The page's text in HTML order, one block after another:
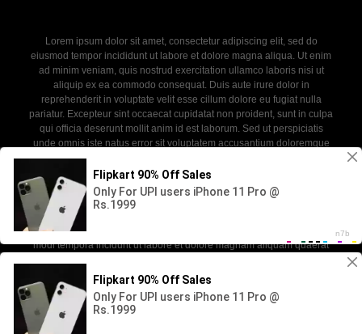
Lorem ipsum dolor sit amet, consectetur adipiscing elit, sed do
eiusmod tempor incididunt ut labore et dolore magna aliqua. Ut enim
ad minim veniam, quis nostrud exercitation ullamco laboris nisi ut
aliquip ex ea commodo consequat. Duis aute irure dolor in
reprehenderit in voluptate velit esse cillum dolore eu fugiat nulla
pariatur. Excepteur sint occaecat cupidatat non proident, sunt in culpa
qui officia deserunt mollit anim id est laborum. Sed ut perspiciatis
unde omnis iste natus error sit voluptatem accusantium doloremque
laudantium, totam rem aperiam, eaque ipsa quae ab illo inventore
veritatis et quasi architecto beatae vitae dicta sunt explicabo. Nemo
enim ipsam voluptatem quia voluptas sit aspernatur aut odit aut fugit,
sed quia consequuntur magni dolores eos qui ratione voluptatem
sequi nesciunt. Neque porro quisquam est, qui dolorem ipsum quia
dolor sit amet, consectetur, adipisci velit, sed quia non numquam eius
modi tempora incidunt ut labore et dolore magnam aliquam quaerat
2026 - newdoll. All rights reserved. Powered by WP-Script.com